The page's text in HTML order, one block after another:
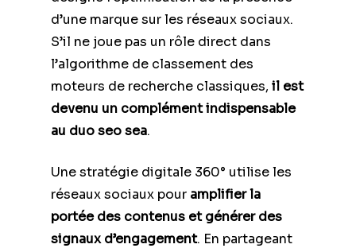
d’une marque sur les réseaux sociaux.
S’il ne joue pas un rôle direct dans
l’algorithme de classement des
moteurs de recherche classiques, il est
devenu un complément indispensable
au duo seo sea.
Une stratégie digitale 360° utilise les
réseaux sociaux pour amplifier la
portée des contenus et générer des
signaux d’engagement. En partageant